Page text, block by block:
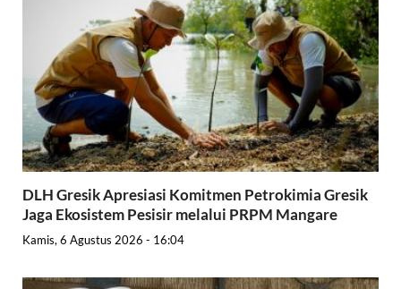
DLH Gresik Apresiasi Komitmen Petrokimia Gresik
Jaga Ekosistem Pesisir melalui PRPM Mangare
Kamis, 6 Agustus 2026 - 16:04